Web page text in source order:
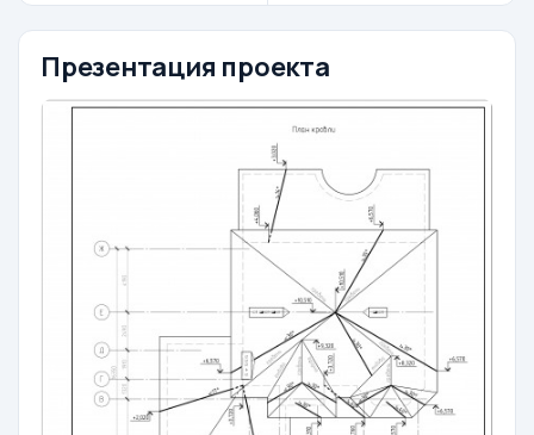
Презентация проекта